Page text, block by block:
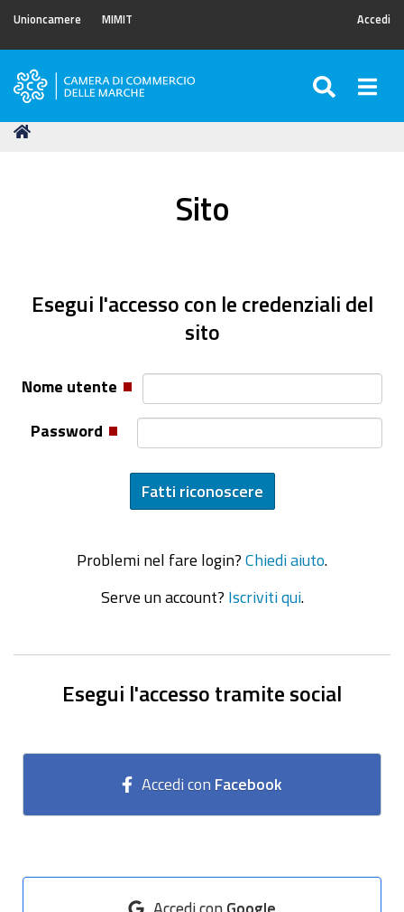
Unioncamere MIMIT Accedi
Camera
Commercio
Tu
Sito
Esegui l'accesso con le credenziali del
sito
Nome utente
Password
Problemi nel fare login? Chiedi aiuto
Serve un account? Iscriviti qui.
Esegui l'accesso tramite social
Accedi con Facebook
Accedi con Google